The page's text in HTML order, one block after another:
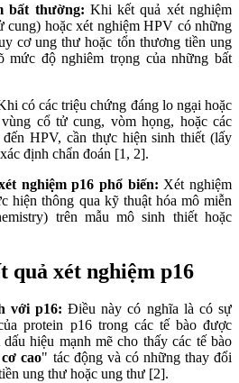
bất thường: Khi kết quả xét nghiệm
cung) hoặc xét nghiệm HPV có những
cơ ung thư hoặc tổn thương tiền ung
mức độ nghiêm trọng của những bất
có các triệu chứng đáng lo ngại hoặc
cổ tử cung, vòm họng, hoặc các
HPV, cần thực hiện sinh thiết (lấy
định chẩn đoán [1, 2].
nghiệm p16 phổ biến: Xét nghiệm
hiện thông qua kỹ thuật hóa mô miễn
trên mẫu mô sinh thiết hoặc
quả xét nghiệm p16
với p16: Điều này có nghĩa là có sự
protein p16 trong các tế bào được
hiệu mạnh mẽ cho thấy các tế bào
cao" tác động và có những thay đổi
ung thư hoặc ung thư [2].